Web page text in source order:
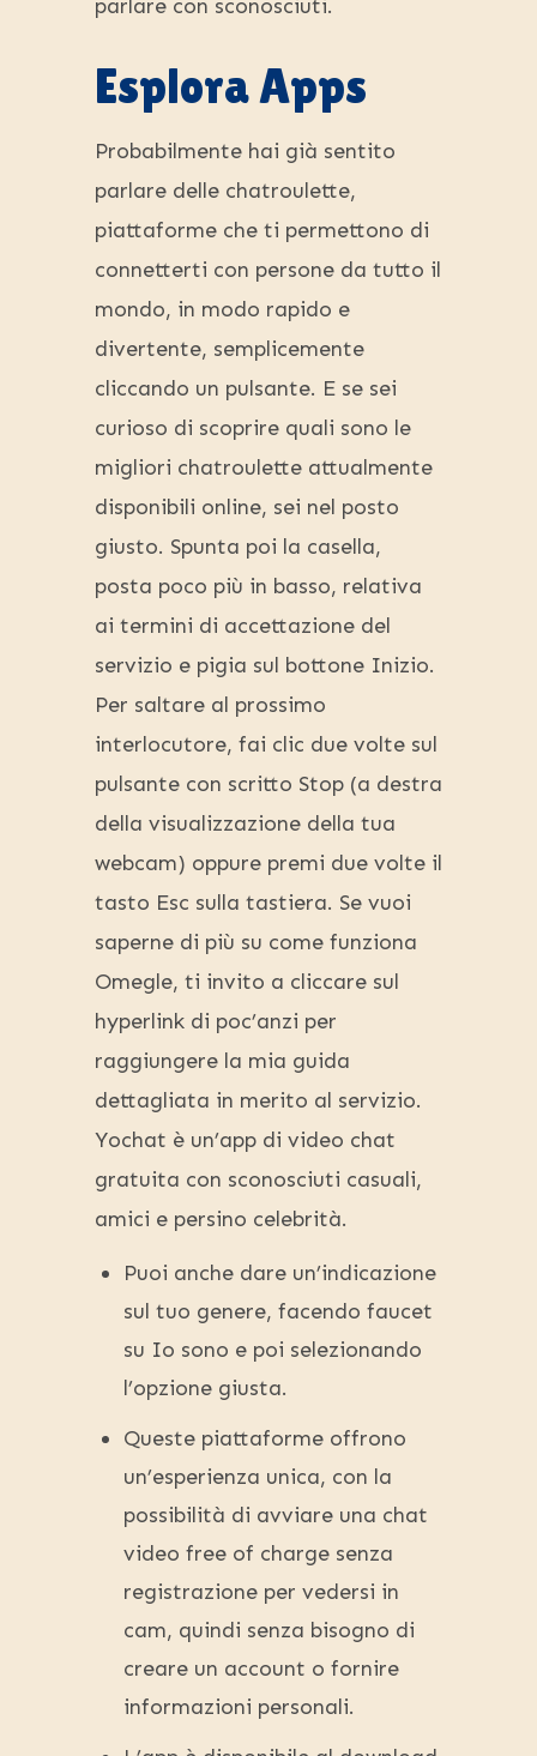
parlare con sconosciuti.
Esplora Apps
Probabilmente hai già sentito
parlare delle chatroulette,
piattaforme che ti permettono di
connetterti con persone da tutto il
mondo, in modo rapido e
divertente, semplicemente
cliccando un pulsante. E se sei
curioso di scoprire quali sono le
migliori chatroulette attualmente
disponibili online, sei nel posto
giusto. Spunta poi la casella,
posta poco più in basso, relativa
ai termini di accettazione del
servizio e pigia sul bottone Inizio.
Per saltare al prossimo
interlocutore, fai clic due volte sul
pulsante con scritto Stop (a destra
della visualizzazione della tua
webcam) oppure premi due volte il
tasto Esc sulla tastiera. Se vuoi
saperne di più su come funziona
Omegle, ti invito a cliccare sul
hyperlink di poc’anzi per
raggiungere la mia guida
dettagliata in merito al servizio.
Yochat è un’app di video chat
gratuita con sconosciuti casuali,
amici e persino celebrità.
Puoi anche dare un’indicazione
sul tuo genere, facendo faucet
su Io sono e poi selezionando
l’opzione giusta.
Queste piattaforme offrono
un’esperienza unica, con la
possibilità di avviare una chat
video free of charge senza
registrazione per vedersi in
cam, quindi senza bisogno di
creare un account o fornire
informazioni personali.